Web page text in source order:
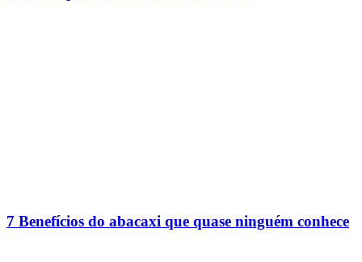
7 Benefícios do abacaxi que quase ninguém conhece